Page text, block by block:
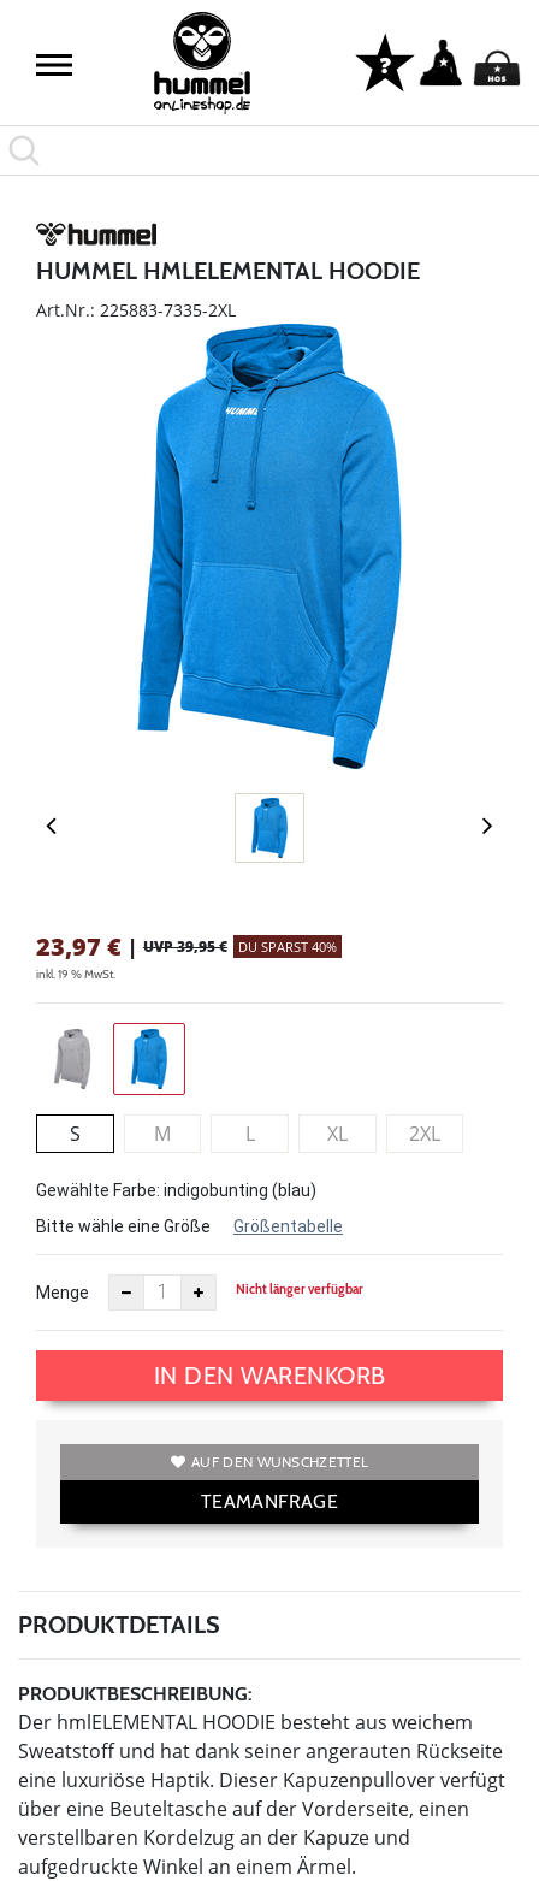
HUMMEL HMLELEMENTAL HOODIE
Art.Nr.: 225883-7335-2XL
23,97 € | UVP 39,95 € DU SPARST 40%
inkl. 19 % MwSt.
S M L XL 2XL
Gewählte Farbe: indigobunting (blau)
Bitte wähle eine Größe
Größentabelle
Menge Nicht länger verfügbar
IN DEN WARENKORB
AUF DEN WUNSCHZETTEL
TEAMANFRAGE
PRODUKTDETAILS
PRODUKTBESCHREIBUNG:
Der hmlELEMENTAL HOODIE besteht aus weichem
Sweatstoff und hat dank seiner angerauten Rückseite
eine luxuriöse Haptik. Dieser Kapuzenpullover verfügt
über eine Beuteltasche auf der Vorderseite, einen
verstellbaren Kordelzug an der Kapuze und
aufgedruckte Winkel an einem Ärmel.